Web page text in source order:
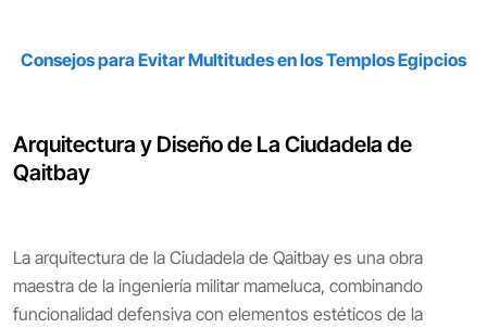
Consejos para Evitar Multitudes en los Templos Egipcios
Arquitectura y Diseño de La Ciudadela de
Qaitbay
La arquitectura de la Ciudadela de Qaitbay es una obra
maestra de la ingeniería militar mameluca, combinando
funcionalidad defensiva con elementos estéticos de la